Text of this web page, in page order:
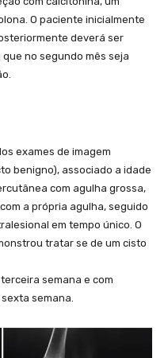
O paciente inicialmente
deverá ser
no segundo mês seja
exames de imagem
benigno), associado a idade
com agulha grossa,
a própria agulha, seguido
em tempo único. O
tratar se de um cisto
semana e com
semana.